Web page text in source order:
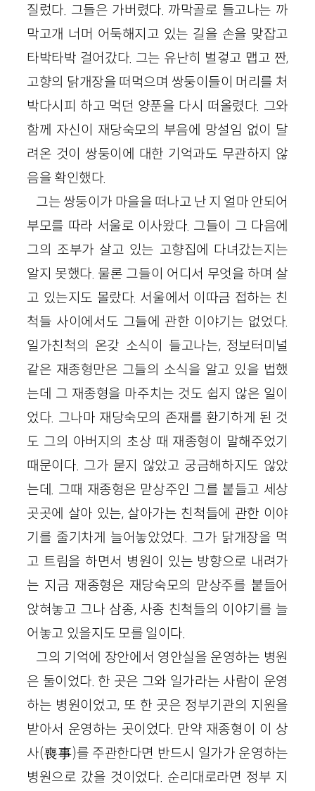
질렀다. 그들은 가버렸다. 까막골로 들고나는 까
막고개 너머 어둑해지고 있는 길을 손을 맞잡고
타박타박 걸어갔다. 그는 유난히 벌겋고 맵고 짠,
고향의 닭개장을 떠먹으며 쌍둥이들이 머리를 처
박다시피 하고 먹던 양푼을 다시 떠올렸다. 그와
함께 자신이 재당숙모의 부음에 망설임 없이 달
려온 것이 쌍둥이에 대한 기억과도 무관하지 않
음을 확인했다.
그는 쌍둥이가 마을을 떠나고 난 지 얼마 안되어
부모를 따라 서울로 이사왔다. 그들이 그 다음에
그의 조부가 살고 있는 고향집에 다녀갔는지는
알지 못했다. 물론 그들이 어디서 무엇을 하며 살
고 있는지도 몰랐다. 서울에서 이따금 접하는 친
척들 사이에서도 그들에 관한 이야기는 없었다.
일가친척의 온갖 소식이 들고나는, 정보터미널
같은 재종형만은 그들의 소식을 알고 있을 법했
는데 그 재종형을 마주치는 것도 쉽지 않은 일이
었다. 그나마 재당숙모의 존재를 환기하게 된 것
도 그의 아버지의 초상 때 재종형이 말해주었기
때문이다. 그가 묻지 않았고 궁금해하지도 않았
는데. 그때 재종형은 맏상주인 그를 붙들고 세상
곳곳에 살아 있는, 살아가는 친척들에 관한 이야
기를 줄기차게 늘어놓았었다. 그가 닭개장을 먹
고 트림을 하면서 병원이 있는 방향으로 내려가
는 지금 재종형은 재당숙모의 맏상주를 붙들어
앉혀놓고 그나 삼종, 사종 친척들의 이야기를 늘
어놓고 있을지도 모를 일이다.
그의 기억에 장안에서 영안실을 운영하는 병원
은 둘이었다. 한 곳은 그와 일가라는 사람이 운영
하는 병원이었고, 또 한 곳은 정부기관의 지원을
받아서 운영하는 곳이었다. 만약 재종형이 이 상
사(喪事)를 주관한다면 반드시 일가가 운영하는
병원으로 갔을 것이었다. 순리대로라면 정부 지